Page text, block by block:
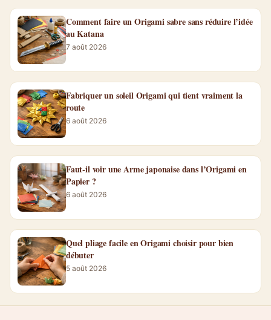
Comment faire un Origami sabre sans réduire l’idée
au Katana
7 août 2026
Fabriquer un soleil Origami qui tient vraiment la
route
6 août 2026
Faut-il voir une Arme japonaise dans l’Origami en
Papier ?
6 août 2026
Quel pliage facile en Origami choisir pour bien
débuter
5 août 2026